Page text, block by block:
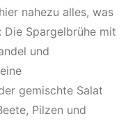
nahezu alles, was
Spargelbrühe mit
und
gemischte Salat
Pilzen und